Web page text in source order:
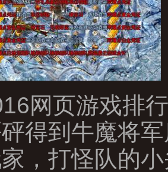
网页游戏排
得到牛魔将
，打怪队的